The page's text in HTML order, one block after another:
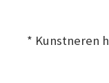
* Kunstneren